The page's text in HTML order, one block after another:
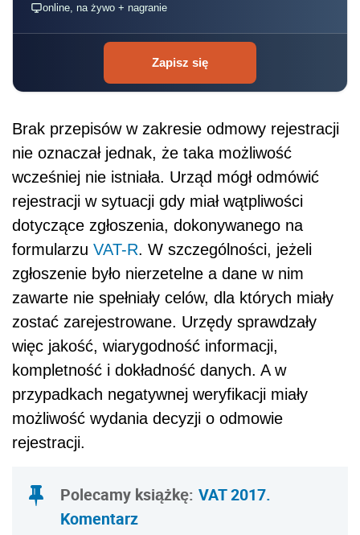
online, na żywo + nagranie
Zapisz się
Brak przepisów w zakresie odmowy rejestracji
nie oznaczał jednak, że taka możliwość
wcześniej nie istniała. Urząd mógł odmówić
rejestracji w sytuacji gdy miał wątpliwości
dotyczące zgłoszenia, dokonywanego na
formularzu VAT-R. W szczególności, jeżeli
zgłoszenie było nierzetelne a dane w nim
zawarte nie spełniały celów, dla których miały
zostać zarejestrowane. Urzędy sprawdzały
więc jakość, wiarygodność informacji,
kompletność i dokładność danych. A w
przypadkach negatywnej weryfikacji miały
możliwość wydania decyzji o odmowie
rejestracji.
Polecamy książkę: VAT 2017.
Komentarz